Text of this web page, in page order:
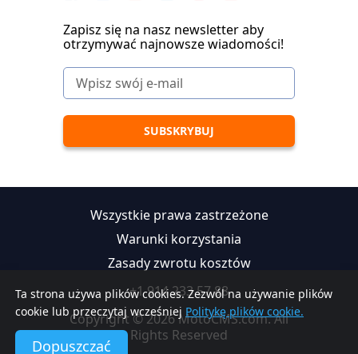
Ta strona używa plików cookies. Zezwól na używanie plików
cookie lub przeczytaj wcześniej Politykę plików cookie.
Dopuszczać
Zapisz się na nasz newsletter aby
otrzymywać najnowsze wiadomości!
Wszystkie prawa zastrzeżone
Warunki korzystania
Zasady zwrotu kosztów
+1 914 233 57 88
Copyright © 2026 MotoCMS.com. All
Rights Reserved